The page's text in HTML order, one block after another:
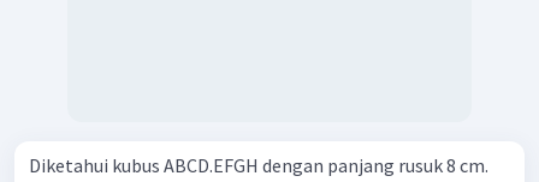
Diketahui kubus ABCD.EFGH dengan panjang rusuk 8 cm.